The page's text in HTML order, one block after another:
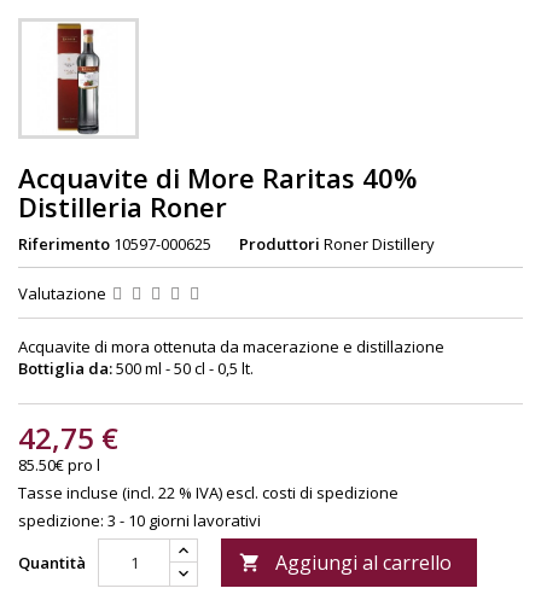
Acquavite di More Raritas 40%
Distilleria Roner
Riferimento 10597-000625 Produttori Roner Distillery
Valutazione
Acquavite di mora ottenuta da macerazione e distillazione
Bottiglia da:500 ml - 50 cl - 0,5 lt.
42,75 €
85.50€ pro l
Tasse incluse (incl. 22 % IVA)escl. costi di spedizione
spedizione: 3 - 10 giorni lavorativi
Quantità
 Aggiungi al carrello